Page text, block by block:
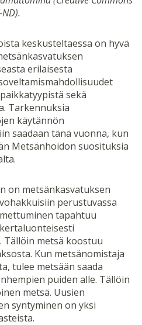
keskusteltaessa on hyvä
erilaisesta
sekä
Tarkennuksia
käytännön
saadaan tänä vuonna, kun
Metsänhoidon suosituksia
on metsänkasvatuksen
perustuvassa
tapahtuu
Tällöin metsä koostuu
Kun metsänomistaja
tulee metsään saada
puiden alle. Tällöin
metsä. Uusien
syntyminen on yksi